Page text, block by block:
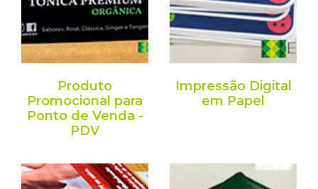
Produto
Promocional para
Ponto de Venda -
PDV
Impressão Digital
em Papel